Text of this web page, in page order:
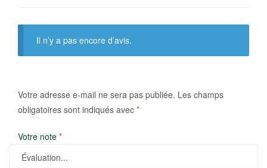
Il n’y a pas encore d’avis.
Votre adresse e-mail ne sera pas publiée. Les champs
obligatoires sont indiqués avec *
Votre note *